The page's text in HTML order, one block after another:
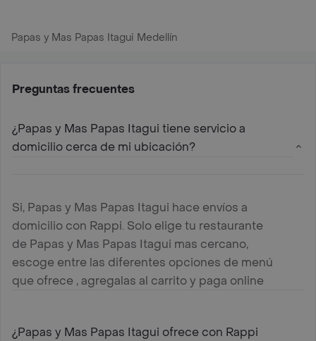
Papas y Mas Papas Itagui Medellín
Preguntas frecuentes
¿Papas y Mas Papas Itagui tiene servicio a
domicilio cerca de mi ubicación?
Si, Papas y Mas Papas Itagui hace envíos a
domicilio con Rappi. Solo elige tu restaurante
de Papas y Mas Papas Itagui mas cercano,
escoge entre las diferentes opciones de menú
que ofrece , agregalas al carrito y paga online
¿Papas y Mas Papas Itagui ofrece con Rappi